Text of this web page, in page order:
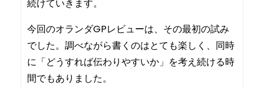
続けていきます。
今回のオランダGPレビューは、その最初の試み
でした。調べながら書くのはとても楽しく、同時
に「どうすれば伝わりやすいか」を考え続ける時
間でもありました。